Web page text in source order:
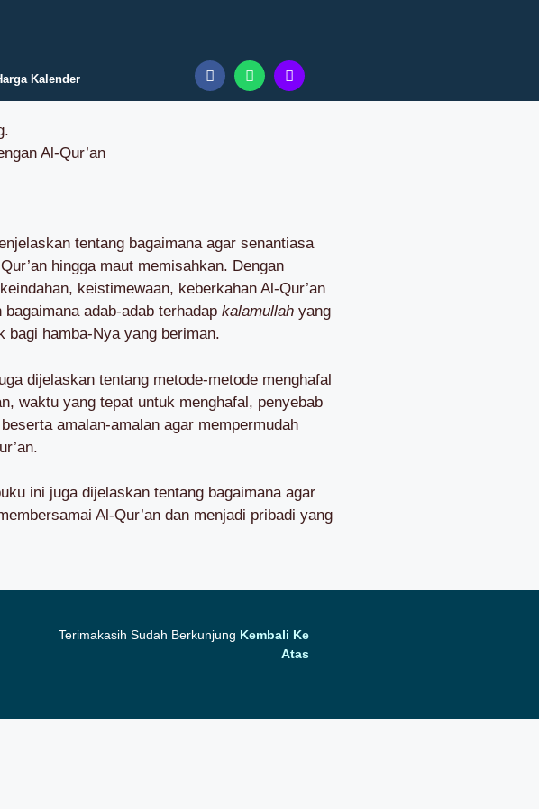
Kalender
Al-Qur’an
tentang bagaimana agar senantiasa
hingga maut memisahkan. Dengan
keistimewaan, keberkahan Al-Qur’an
adab-adab terhadap kalamullah yang
bagi hamba-Nya yang beriman.
dijelaskan tentang metode-metode menghafal
waktu yang tepat untuk menghafal, penyebab
amalan-amalan agar mempermudah
ini juga dijelaskan tentang bagaimana agar
Al-Qur’an dan menjadi pribadi yang
Terimakasih Sudah Berkunjung Kembali Ke
Atas